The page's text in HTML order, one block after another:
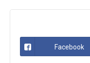
Facebook